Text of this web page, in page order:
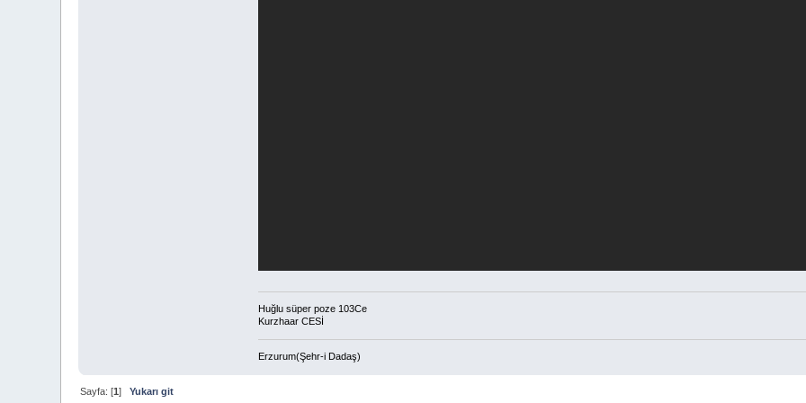
Huğlu süper poze 103Ce
Kurzhaar CESİ
Erzurum(Şehr-i Dadaş)
Sayfa: [1]Yukarı git